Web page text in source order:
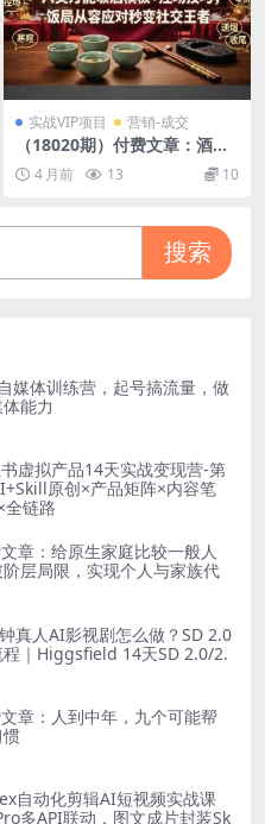
实战VIP项目 营销-成交
（18020期）付费文章：酒桌
高情商话术：六类万能敬酒模
板+控场技巧，饭局从容应对
4 月前 13 10
搜索
媒体训练营，起号搞流量，做
能力
书虚拟产品14天实战变现营-第
原创×产品矩阵×内容笔
全链路
章：给原生家庭比较一般人
层局限，实现个人与家族代
真人AI影视剧怎么做？SD 2.0
｜Higgsfield 14天SD 2.0/2.
文章：人到中年，九个可能帮
自动化剪辑AI短视频实战课
多API联动，图文成片封装Sk